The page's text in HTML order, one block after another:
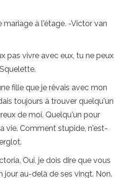
à l'étage. -Victor van
pas vivre avec eux, tu ne peux
fille que je rêvais avec mon
toujours à trouver quelqu'un
de moi. Quelqu'un pour
vie. Comment stupide, n'est-
Oui, je dois dire que vous
jour au-delà de ses vingt. Non.